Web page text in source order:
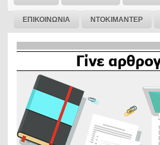
ΕΠΙΚΟΙΝΩΝΙΑ ΝΤΟΚΙΜΑΝΤΕΡ